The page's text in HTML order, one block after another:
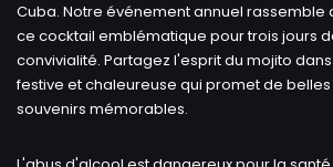
Cuba. Notre événement annuel rassemble
ce cocktail emblématique pour trois jours
convivialité. Partagez l'esprit du mojito
festive et chaleureuse qui promet de
souvenirs mémorables.